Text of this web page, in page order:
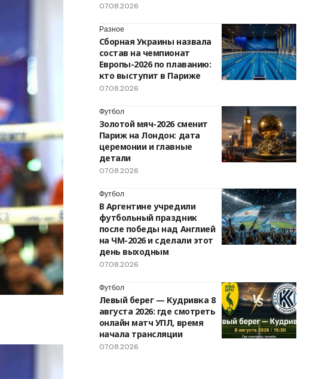
07.08.2026
Разное
Сборная Украины назвала
состав на чемпионат
Европы-2026 по плаванию:
кто выступит в Париже
07.08.2026
Футбол
Золотой мяч-2026 сменит
Париж на Лондон: дата
церемонии и главные
детали
07.08.2026
Футбол
В Аргентине учредили
футбольный праздник
после победы над Англией
на ЧМ-2026 и сделали этот
день выходным
07.08.2026
Футбол
Левый берег — Кудривка 8
августа 2026: где смотреть
онлайн матч УПЛ, время
начала трансляции
07.08.2026